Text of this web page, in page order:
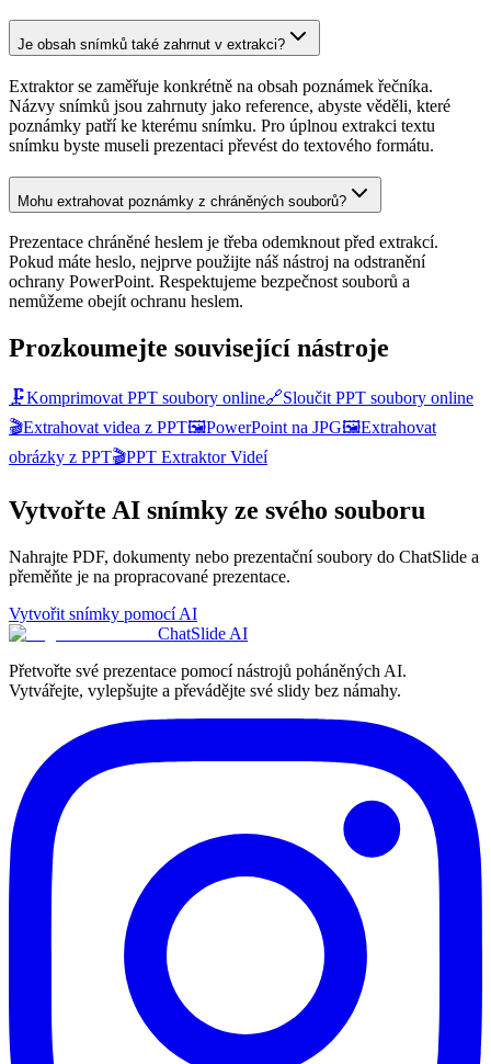
Je obsah snímků také zahrnut v extrakci?
Extraktor se zaměřuje konkrétně na obsah poznámek řečníka.
Názvy snímků jsou zahrnuty jako reference, abyste věděli, které
poznámky patří ke kterému snímku. Pro úplnou extrakci textu
snímku byste museli prezentaci převést do textového formátu.
Mohu extrahovat poznámky z chráněných souborů?
Prezentace chráněné heslem je třeba odemknout před extrakcí.
Pokud máte heslo, nejprve použijte náš nástroj na odstranění
ochrany PowerPoint. Respektujeme bezpečnost souborů a
nemůžeme obejít ochranu heslem.
Prozkoumejte související nástroje
🗜️Komprimovat PPT soubory online🔗Sloučit PPT soubory online
🎬Extrahovat videa z PPT🖼️PowerPoint na JPG🖼️Extrahovat
obrázky z PPT🎬PPT Extraktor Videí
Vytvořte AI snímky ze svého souboru
Nahrajte PDF, dokumenty nebo prezentační soubory do ChatSlide a
přeměňte je na propracované prezentace.
Vytvořit snímky pomocí AI
ChatSlide AI
Přetvořte své prezentace pomocí nástrojů poháněných AI.
Vytvářejte, vylepšujte a převádějte své slidy bez námahy.